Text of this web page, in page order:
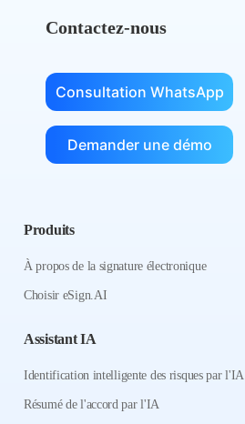
Contactez-nous
Consultation WhatsApp
Demander une démo
Produits
À propos de la signature électronique
Choisir eSign.AI
Assistant IA
Identification intelligente des risques par l'IA
Résumé de l'accord par l'IA